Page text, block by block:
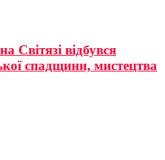
Світязі відбувся
спадщини, мистецтва